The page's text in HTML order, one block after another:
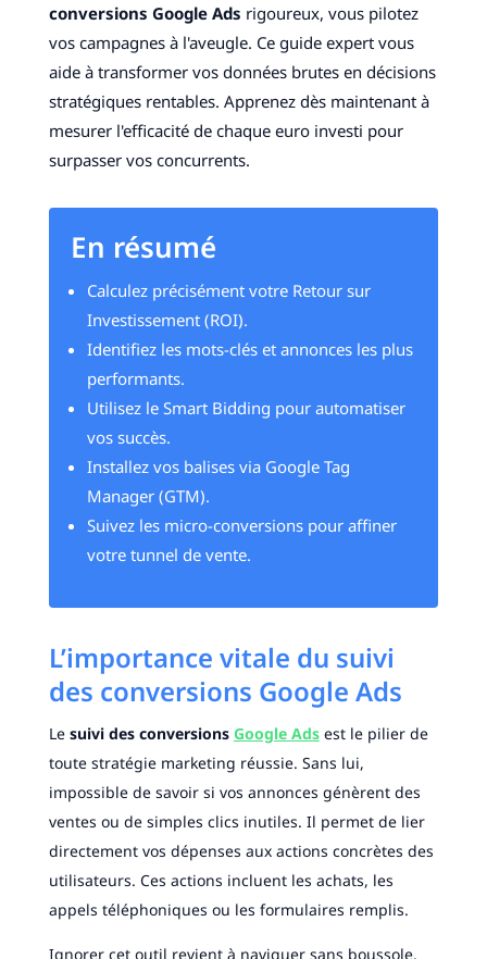
conversions Google Ads rigoureux, vous pilotez
vos campagnes à l'aveugle. Ce guide expert vous
aide à transformer vos données brutes en décisions
stratégiques rentables. Apprenez dès maintenant à
mesurer l'efficacité de chaque euro investi pour
surpasser vos concurrents.
En résumé
Calculez précisément votre Retour sur
Investissement (ROI).
Identifiez les mots-clés et annonces les plus
performants.
Utilisez le Smart Bidding pour automatiser
vos succès.
Installez vos balises via Google Tag
Manager (GTM).
Suivez les micro-conversions pour affiner
votre tunnel de vente.
L’importance vitale du suivi
des conversions Google Ads
Le suivi des conversions Google Adsest le pilier de
toute stratégie marketing réussie. Sans lui,
impossible de savoir si vos annonces génèrent des
ventes ou de simples clics inutiles. Il permet de lier
directement vos dépenses aux actions concrètes des
utilisateurs. Ces actions incluent les achats, les
appels téléphoniques ou les formulaires remplis.
Ignorer cet outil revient à naviguer sans boussole.